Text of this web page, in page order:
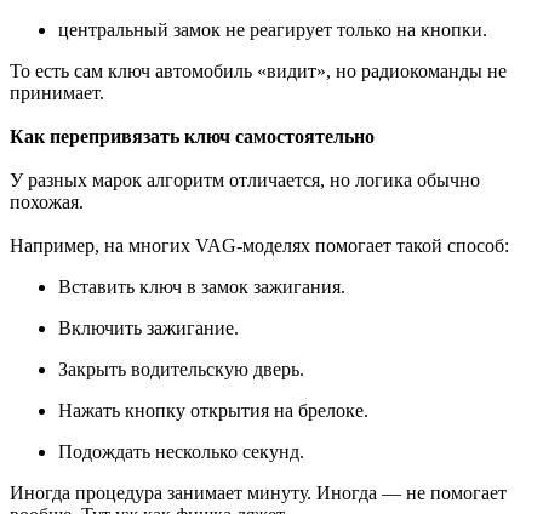
центральный замок не реагирует только на кнопки.
То есть сам ключ автомобиль «видит», но радиокоманды не
принимает.
Как перепривязать ключ самостоятельно
У разных марок алгоритм отличается, но логика обычно
похожая.
Например, на многих VAG-моделях помогает такой способ:
Вставить ключ в замок зажигания.
Включить зажигание.
Закрыть водительскую дверь.
Нажать кнопку открытия на брелоке.
Подождать несколько секунд.
Иногда процедура занимает минуту. Иногда — не помогает